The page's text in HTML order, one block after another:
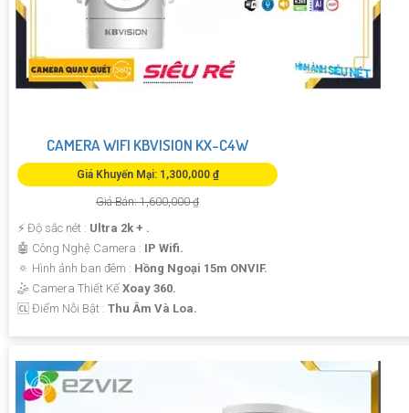
CAMERA WIFI KBVISION KX-C4W
Giá Khuyến Mại: 1,300,000 ₫
Giá Bán: 1,600,000 ₫
️⚡ Độ sắc nét : Ultra 2k + .
🤖️ Công Nghệ Camera : IP Wifi.
🔅 Hình ảnh ban đêm : Hồng Ngoại 15m ONVIF.
🤹 Camera Thiết Kế Xoay 360.
️🆑 Điểm Nỗi Bật : Thu Âm Và Loa.